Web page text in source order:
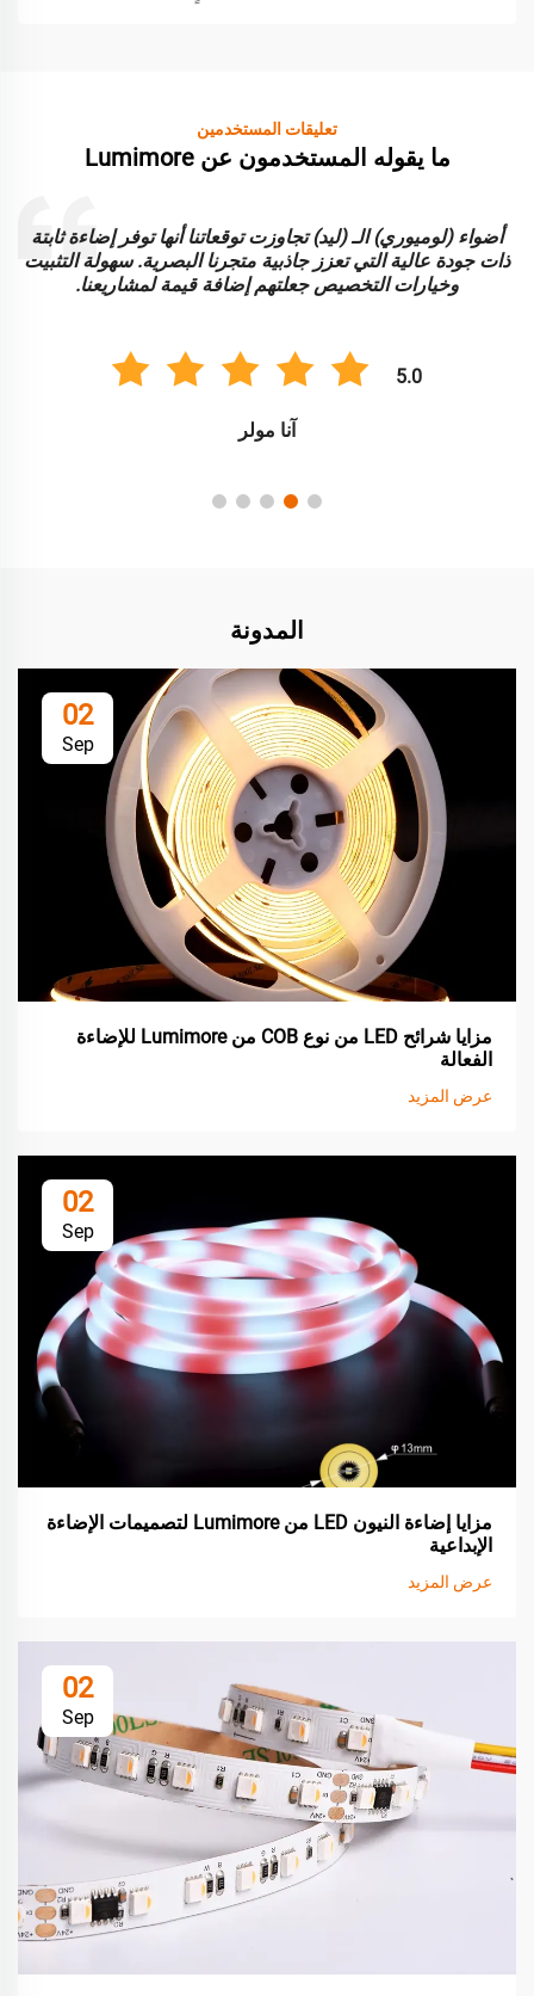
تعليقات المستخدمين
ما يقوله المستخدمون عن Lumimore
أضواء (لوميوري) الـ (ليد) تجاوزت توقعاتنا أنها توفر إضاءة ثابتة
ذات جودة عالية التي تعزز جاذبية متجرنا البصرية. سهولة التثبيت
وخيارات التخصيص جعلتهم إضافة قيمة لمشاريعنا.
5.0
آنا مولر
المدونة
02
Sep
مزايا شرائح LED من نوع COB من Lumimore للإضاءة
الفعالة
عرض المزيد
02
Sep
مزايا إضاءة النيون LED من Lumimore لتصميمات الإضاءة
الإبداعية
عرض المزيد
02
Sep